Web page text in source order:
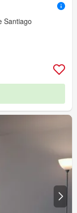
Santiago